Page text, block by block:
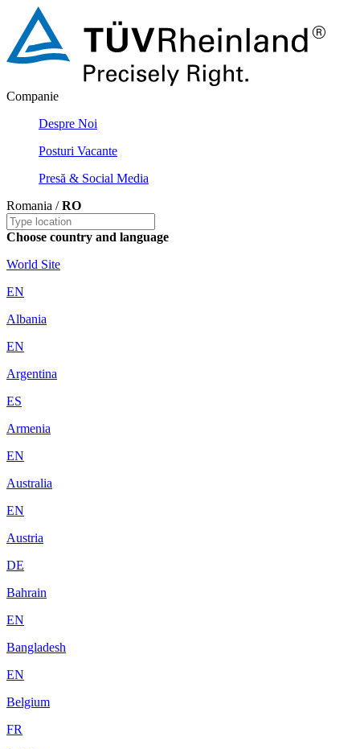
Companie
Despre Noi
Posturi Vacante
Presă & Social Media
Romania /RO
Choose country and language
World Site
EN
Albania
EN
Argentina
ES
Armenia
EN
Australia
EN
Austria
DE
Bahrain
EN
Bangladesh
EN
Belgium
FR